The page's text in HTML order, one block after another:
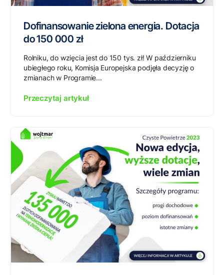
Dofinansowanie zielona energia. Dotacja
do 150 000 zł
Rolniku, do wzięcia jest do 150 tys. zł! W październiku
ubiegłego roku, Komisja Europejska podjęła decyzję o
zmianach w Programie...
Przeczytaj artykuł